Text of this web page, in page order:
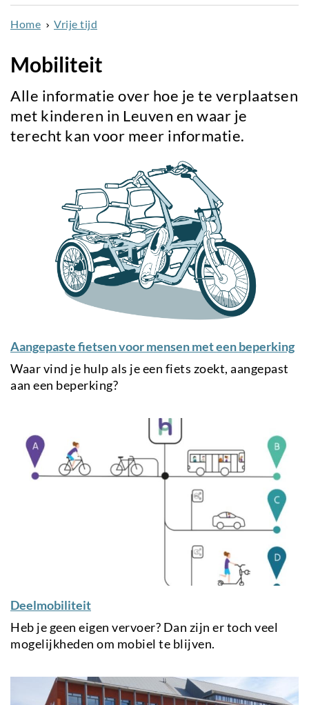
naar
de
gaan
Home Vrije tijd
Mobiliteit
Alle informatie over hoe je te verplaatsen
met kinderen in Leuven en waar je
terecht kan voor meer informatie.
Aangepaste fietsen voor mensen met een beperking
Waar vind je hulp als je een fiets zoekt, aangepast
aan een beperking?
Deelmobiliteit
Heb je geen eigen vervoer? Dan zijn er toch veel
mogelijkheden om mobiel te blijven.